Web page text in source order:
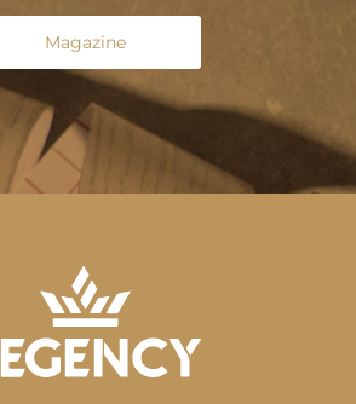
Magazine